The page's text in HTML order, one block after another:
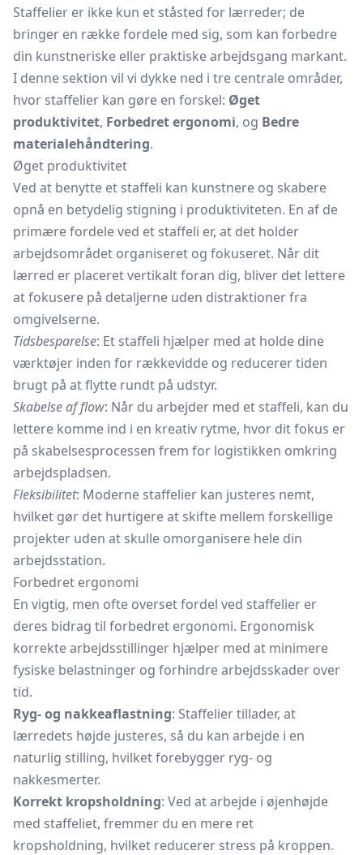
Staffelier er ikke kun et ståsted for lærreder; de
bringer en række fordele med sig, som kan forbedre
din kunstneriske eller praktiske arbejdsgang markant.
I denne sektion vil vi dykke ned i tre centrale områder,
hvor staffelier kan gøre en forskel: Øget
produktivitet, Forbedret ergonomi, og Bedre
materialehåndtering.
Øget produktivitet
Ved at benytte et staffeli kan kunstnere og skabere
opnå en betydelig stigning i produktiviteten. En af de
primære fordele ved et staffeli er, at det holder
arbejdsområdet organiseret og fokuseret. Når dit
lærred er placeret vertikalt foran dig, bliver det lettere
at fokusere på detaljerne uden distraktioner fra
omgivelserne.
Tidsbesparelse: Et staffeli hjælper med at holde dine
værktøjer inden for rækkevidde og reducerer tiden
brugt på at flytte rundt på udstyr.
Skabelse af flow: Når du arbejder med et staffeli, kan du
lettere komme ind i en kreativ rytme, hvor dit fokus er
på skabelsesprocessen frem for logistikken omkring
arbejdspladsen.
Fleksibilitet: Moderne staffelier kan justeres nemt,
hvilket gør det hurtigere at skifte mellem forskellige
projekter uden at skulle omorganisere hele din
arbejdsstation.
Forbedret ergonomi
En vigtig, men ofte overset fordel ved staffelier er
deres bidrag til forbedret ergonomi. Ergonomisk
korrekte arbejdsstillinger hjælper med at minimere
fysiske belastninger og forhindre arbejdsskader over
tid.
Ryg- og nakkeaflastning: Staffelier tillader, at
lærredets højde justeres, så du kan arbejde i en
naturlig stilling, hvilket forebygger ryg- og
nakkesmerter.
Korrekt kropsholdning: Ved at arbejde i øjenhøjde
med staffeliet, fremmer du en mere ret
kropsholdning, hvilket reducerer stress på kroppen.